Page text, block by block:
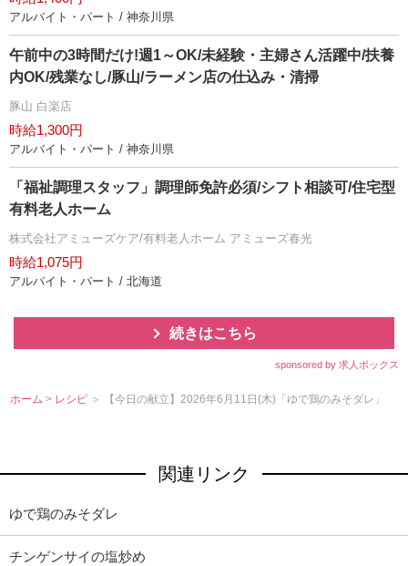
アルバイト・パート / 神奈川県
午前中の3時間だけ!週1～OK/未経験・主婦さん活躍中/扶養
内OK/残業なし/豚山/ラーメン店の仕込み・清掃
豚山 白楽店
時給1,300円
アルバイト・パート / 神奈川県
「福祉調理スタッフ」調理師免許必須/シフト相談可/住宅型
有料老人ホーム
株式会社アミューズケア/有料老人ホーム アミューズ春光
時給1,075円
アルバイト・パート / 北海道
続きはこちら
sponsored by 求人ボックス
ホーム > レシピ ＞ 【今日の献立】2026年6月11日(木)「ゆで鶏のみそダレ」
関連リンク
ゆで鶏のみそダレ
チンゲンサイの塩炒め